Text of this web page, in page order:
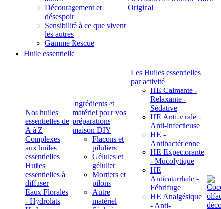
Découragement et
désespoir
Sensibilité à ce que vivent
les autres
Gamme Rescue
Original
Huile essentielle
Nos huiles
essentielles de
A à Z
Complexes
aux huiles
essentielles
Huiles
essentielles à
diffuser
Eaux Florales
- Hydrolats
Ingrédients et
matériel pour vos
préparations
maison DIY
Flacons et
piluliers
Gélules et
gélulier
Mortiers et
pilons
Autre
matériel
Les Huiles essentielles
par activité
HE Calmante -
Relaxante -
Sédative
HE Anti-virale -
Anti-infectieuse
HE -
Antibactérienne
HE Expectorante
- Mucolytique
HE
Anticatarrhale -
Fébrifuge
HE Analgésique
- Anti-